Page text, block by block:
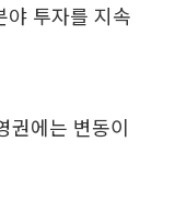
투자를 지속
권에는 변동이